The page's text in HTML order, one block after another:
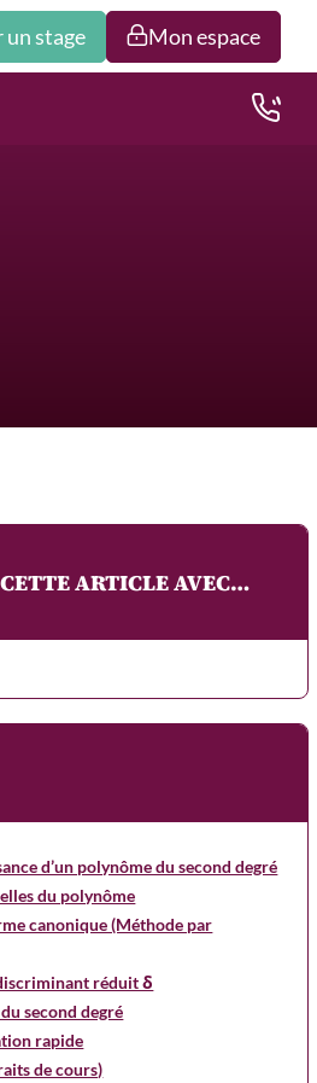
un stage Mon espace
ARTICLE AVEC…
d’un polynôme du second degré
du polynôme
canonique (Méthode par
réduit δ
second degré
rapide
de cours)